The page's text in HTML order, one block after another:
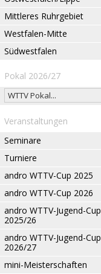
Mittleres Ruhrgebiet
Westfalen-Mitte
Südwestfalen
Pokal 2026/27
Veranstaltungen
Seminare
Turniere
andro WTTV-Cup 2025
andro WTTV-Cup 2026
andro WTTV-Jugend-Cup
2025/26
andro WTTV-Jugend-Cup
2026/27
mini-Meisterschaften